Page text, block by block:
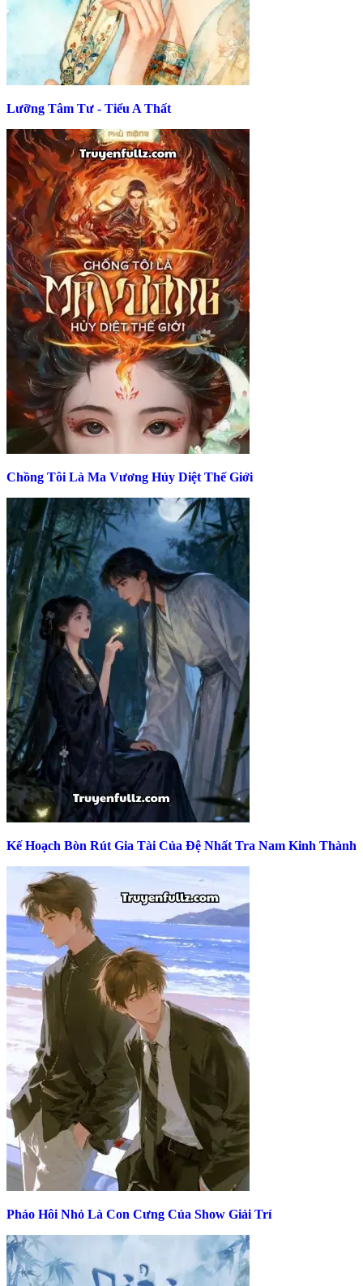
Lưỡng Tâm Tư - Tiểu A Thất
Chồng Tôi Là Ma Vương Hủy Diệt Thế Giới
Kế Hoạch Bòn Rút Gia Tài Của Đệ Nhất Tra Nam Kinh Thành
Pháo Hôi Nhỏ Là Con Cưng Của Show Giải Trí